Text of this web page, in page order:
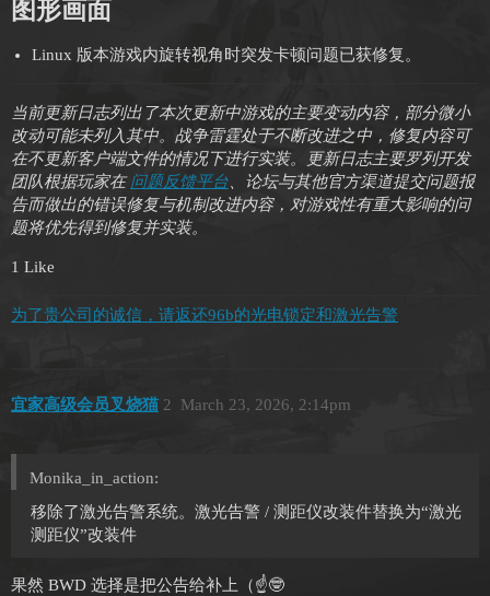
图形画面
Linux 版本游戏内旋转视角时突发卡顿问题已获修复。
当前更新日志列出了本次更新中游戏的主要变动内容，部分微小
改动可能未列入其中。战争雷霆处于不断改进之中，修复内容可
在不更新客户端文件的情况下进行实装。更新日志主要罗列开发
团队根据玩家在问题反馈平台 、论坛与其他官方渠道提交问题报
告而做出的错误修复与机制改进内容，对游戏性有重大影响的问
题将优先得到修复并实装。
1 Like
为了贵公司的诚信，请返还96b的光电锁定和激光告警
宜家高级会员叉烧猫 March 23, 2026, 2:14pm
2
Monika_in_action:
移除了激光告警系统。激光告警 / 测距仪改装件替换为“激光
测距仪”改装件
果然 BWD 选择是把公告给补上（☝️🤓